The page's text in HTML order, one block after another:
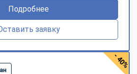
Подробнее
заявку
- 40%